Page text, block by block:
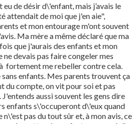
de désir d\'enfant, mais j’avais le
attendait de moi que j'en aie",
et mon entourage m'ont souvent
Ma mère a même déclaré que ma
que j'aurais des enfants et mon
ne devais pas faire congeler mes
fortement me rebeller contre cela.
enfants. Mes parents trouvent ça
du compte, on vit pour soi et pas
aussi souvent les gens dire
enfants s\'occuperont d\'eux quand
n\'est pas du tout sûr et, à mon avis, ce